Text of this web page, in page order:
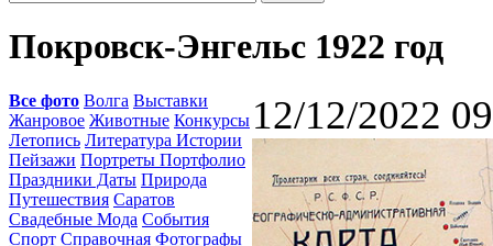
Покровск-Энгельс 1922 год
Все фото Волга Выставки
Жанровое Животные Конкурсы
Летопись Литература Истории
Пейзажи Портреты Портфолио
Праздники Даты Природа
Путешествия Саратов
Свадебные Мода События
Спорт Справочная Фотографы
12/12/2022